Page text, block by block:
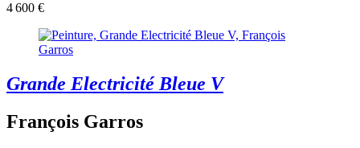
4 600 €
Grande Electricité Bleue V
François Garros